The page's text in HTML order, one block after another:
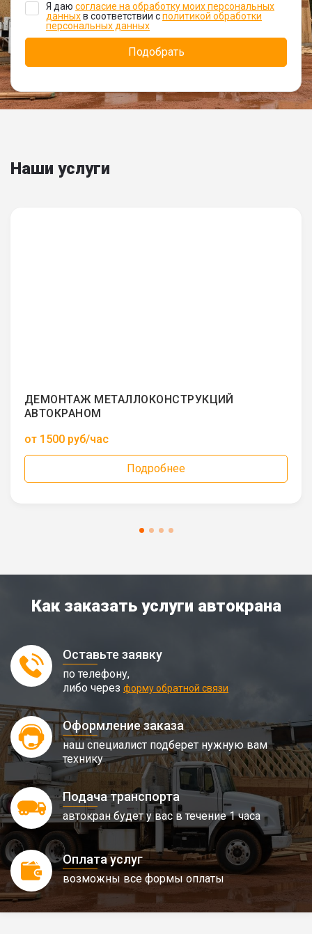
Я даю согласие на обработку моих персональных
данныхв соответствии сполитикой обработки
персональных данных
Наши услуги
ДЕМОНТАЖ МЕТАЛЛОКОНСТРУКЦИЙ
АВТОКРАНОМ
от 1500 руб/час
Подробнее
Как заказать услуги автокрана
Оставьте заявку
по телефону,
либо через форму обратной связи
Оформление заказа
наш специалист подберет нужную вам
технику
Подача транспорта
автокран будет у вас в течение 1 часа
Оплата услуг
возможны все формы оплаты